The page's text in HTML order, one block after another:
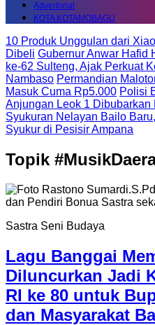
Advertorial
KOTA KOTAMOBAGU
10 Produk Unggulan dari
Dibeli Gubernur Anwar Hafid
ke-62 Sulteng, Ajak Perkuat
Nambaso Permandian
Masuk Cuma Rp5.000 Polisi
Anjungan Leok 1 Dibubarkan
Syukuran Nelayan Bailo
Syukur di Pesisir Ampana
Topik
Sastra Seni Budaya
Lagu Banggai
Diluncurkan Jadi
RI ke 80 untuk
dan Masyarakat